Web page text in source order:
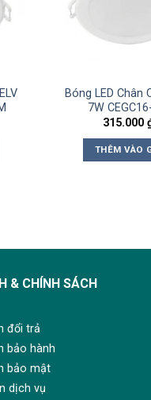
Bóng LED Chân
7W
315.000
THÊM VÀO
& CHÍNH SÁCH
đổi trả
bảo hành
bảo mật
dịch vụ